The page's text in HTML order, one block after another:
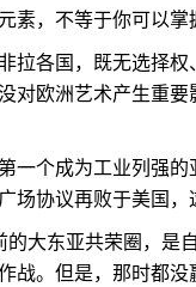
素，不等于你可以
拉各国，既无选择
对欧洲艺术产生重
一个成为工业列强
场协议再败于美国，
大东亚共荣圈，是
战。但是，那时都